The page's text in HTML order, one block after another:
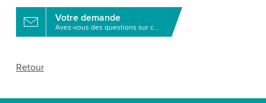
Votre demande
Avez-vous des questions sur ce produit?
Retour